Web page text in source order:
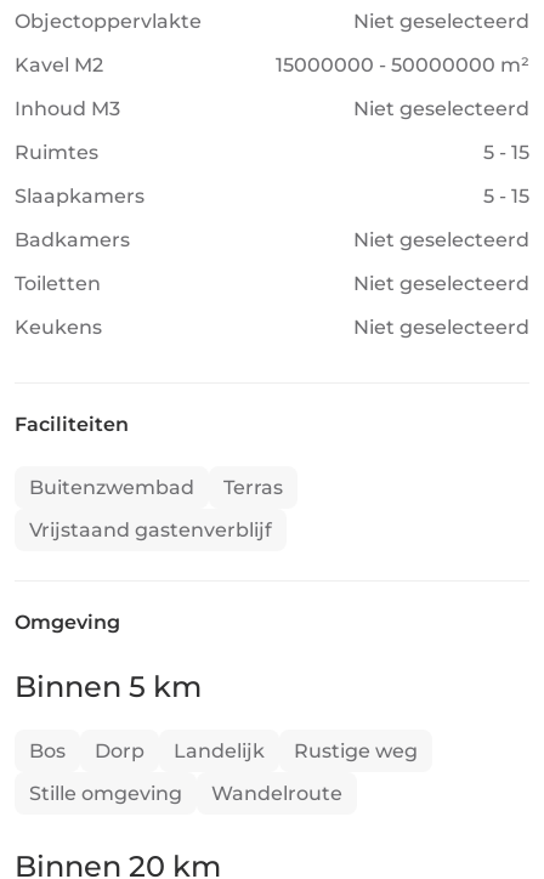
Objectoppervlakte
Niet geselecteerd
Kavel M2
15000000 - 50000000 m²
Inhoud M3
Niet geselecteerd
Ruimtes
5 - 15
Slaapkamers
5 - 15
Badkamers
Niet geselecteerd
Toiletten
Niet geselecteerd
Keukens
Niet geselecteerd
Faciliteiten
Buitenzwembad
Terras
Vrijstaand gastenverblijf
Omgeving
Binnen 5 km
Bos Dorp Landelijk
Rustige weg
Stille omgeving
Wandelroute
Binnen 20 km